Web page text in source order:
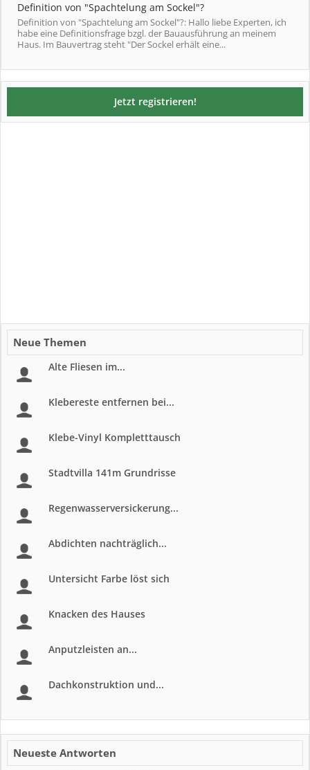
Definition von "Spachtelung am Sockel"?
Definition von "Spachtelung am Sockel"?: Hallo liebe Experten, ich
habe eine Definitionsfrage bzgl. der Bauausführung an meinem
Haus. Im Bauvertrag steht "Der Sockel erhält eine...
Jetzt registrieren!
Neue Themen
Alte Fliesen im...
Klebereste entfernen bei...
Klebe-Vinyl Kompletttausch
Stadtvilla 141m Grundrisse
Regenwasserversickerung...
Abdichten nachträglich...
Untersicht Farbe löst sich
Knacken des Hauses
Anputzleisten an...
Dachkonstruktion und...
Neueste Antworten